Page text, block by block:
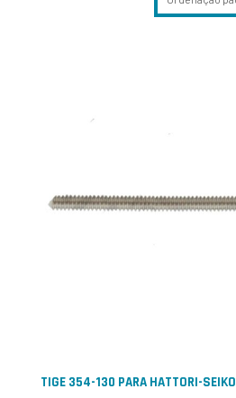
TIGE 354-130 PARA HATTORI-SEIKO